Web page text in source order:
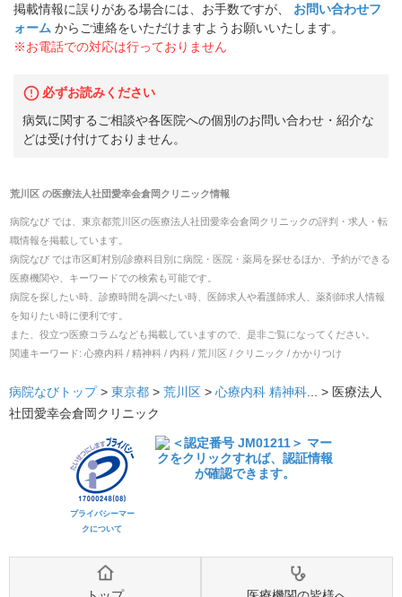
掲載情報に誤りがある場合には、お手数ですが、
お問い合わせフ
ォーム からご連絡をいただけますようお願いいたします。
※お電話での対応は行っておりません
必ずお読みください
病気に関するご相談や各医院への個別のお問い合わせ・紹介な
どは受け付けておりません。
荒川区の医療法人社団愛幸会倉岡クリニック情報
病院なび では、 東京都荒川区の医療法人社団愛幸会倉岡クリニックの評判・求人・転
職情報を掲載しています。
病院なび では市区町村別/診療科目別に病院・医院・薬局を探せるほか、予約ができる
医療機関や、キーワードでの検索も可能です。
病院を探したい時、診療時間を調べたい時、医師求人や看護師求人、薬剤師求人情報
を知りたい時に便利です。
また、役立つ医療コラムなども掲載していますので、是非ご覧になってください。
関連キーワード: 心療内科 / 精神科 / 内科 / 荒川区 / クリニック / かかりつけ
病院なびトップ > 東京都 > 荒川区 > 心療内科 精神科... > 医療法人
社団愛幸会倉岡クリニック
プライバシーマー
クについて